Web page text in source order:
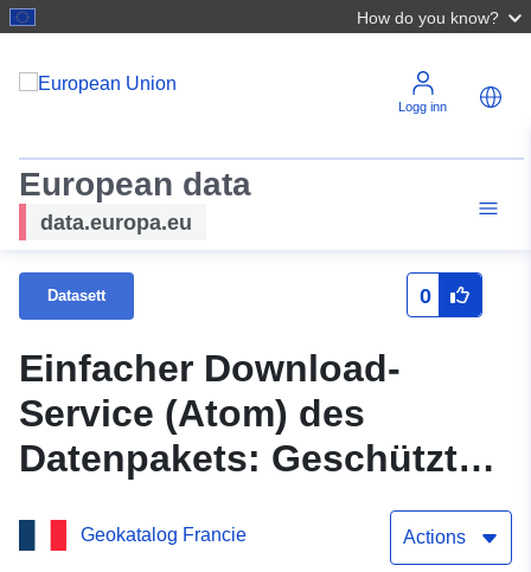
How do you know?
Logg inn
European data
data.europa.eu
Datasett 0
Einfacher Download-
Service (Atom) des
Datenpakets: Geschützte
Gebiete (A9) in Haute-
Geokatalog Francie Actions